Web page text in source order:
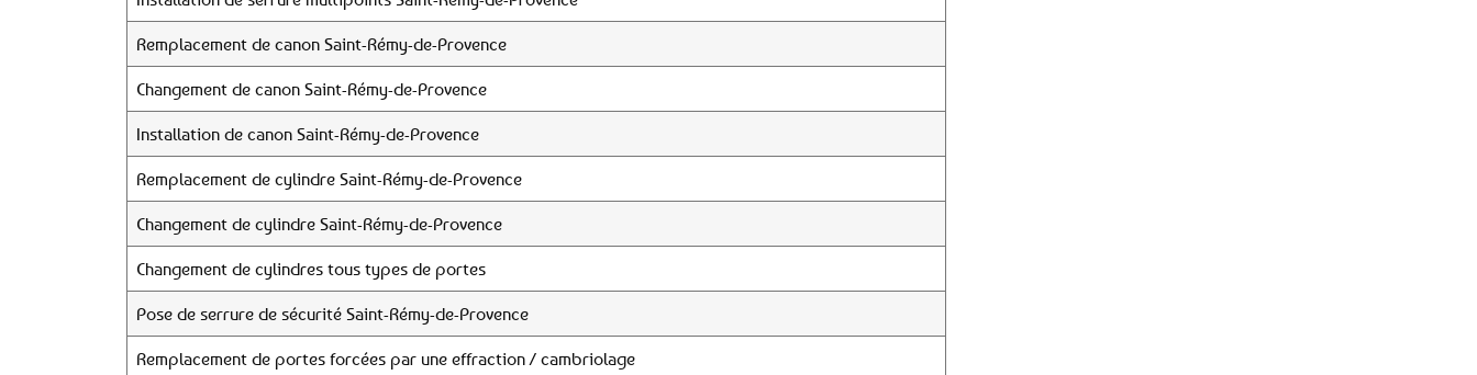
Remplacement de canon Saint-Rémy-de-Provence
Changement de canon Saint-Rémy-de-Provence
Installation de canon Saint-Rémy-de-Provence
Remplacement de cylindre Saint-Rémy-de-Provence
Changement de cylindre Saint-Rémy-de-Provence
Changement de cylindres tous types de portes
Pose de serrure de sécurité Saint-Rémy-de-Provence
Remplacement de portes forcées par une effraction / cambriolage